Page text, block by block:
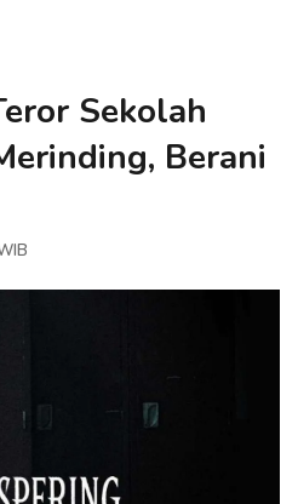
Sekolah
Berani